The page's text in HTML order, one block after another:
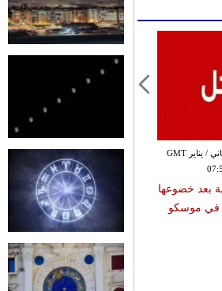
الثلاثاء ,06 كانون الثاني / يناير GMT
بعد خضوعها
في موسكو